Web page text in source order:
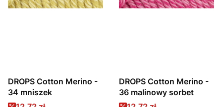
DROPS Cotton Merino -
34 mniszek
DROPS Cotton Merino -
36 malinowy sorbet